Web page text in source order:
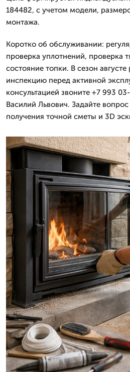
184482, с учетом модели,
монтажа.
Коротко об обслуживании:
проверка уплотнений, проверка
состояние топки. В сезон
инспекцию перед активной
консультацией звоните +7 993
Василий Львович. Задайте
получения точной сметы и 3D